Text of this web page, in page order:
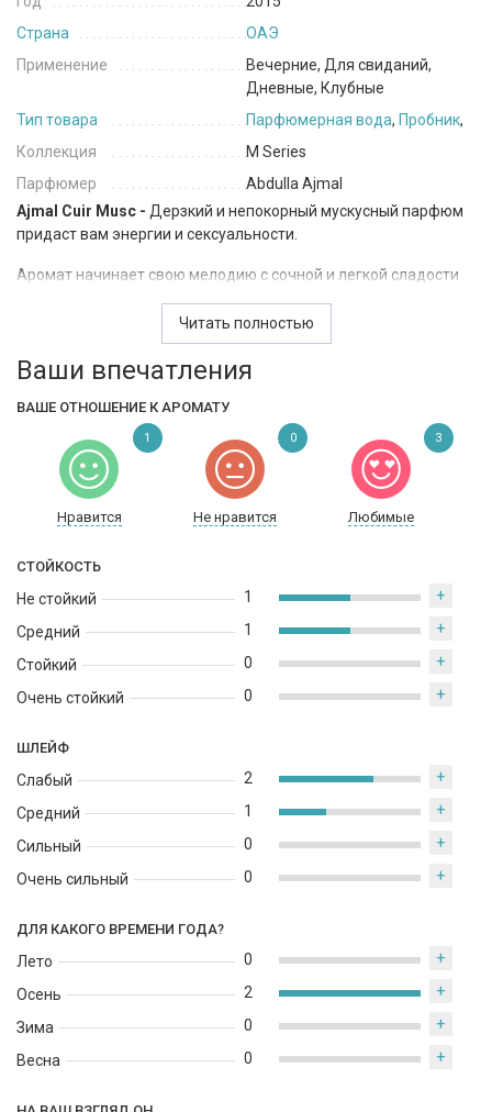
Страна
ОАЭ
Применение
Вечерние, Для свиданий,
Дневные, Клубные
Тип товара
Парфюмерная вода, Пробник,
Коллекция
M Series
Парфюмер
Abdulla Ajmal
Ajmal Cuir Musc - Дерзкий и непокорный мускусный парфюм
придаст вам энергии и сексуальности.
Аромат начинает свою мелодию с сочной и легкой сладости
пикантным запахом кожы и легкого дымного табака. База из
потрясающего мускуса и еле слышной деликатной кожы
растворяется в бархате дубового мха, образуя потрясающий и
В 2015 году Ajmal презентовал уникальную коллекцию M
Series, посвященную благоухающему мускусу. Ajmal Cuir Musc-
один из трех уникальных ароматов этой серии. Буйство красок
в одном флаконе.
Читать полностью
Ваши впечатления
ВАШЕ ОТНОШЕНИЕ К АРОМАТУ
Нравится Не нравится Любимые
1 0 3
СТОЙКОСТЬ
Не стойкий
Средний
Стойкий
Очень стойкий
1 +
1 +
0 +
0 +
ШЛЕЙФ
Слабый
Средний
Сильный
Очень сильный
2 +
1 +
0 +
0 +
ДЛЯ КАКОГО ВРЕМЕНИ ГОДА?
Лето
Осень
Зима
Весна
0 +
2 +
0 +
0 +